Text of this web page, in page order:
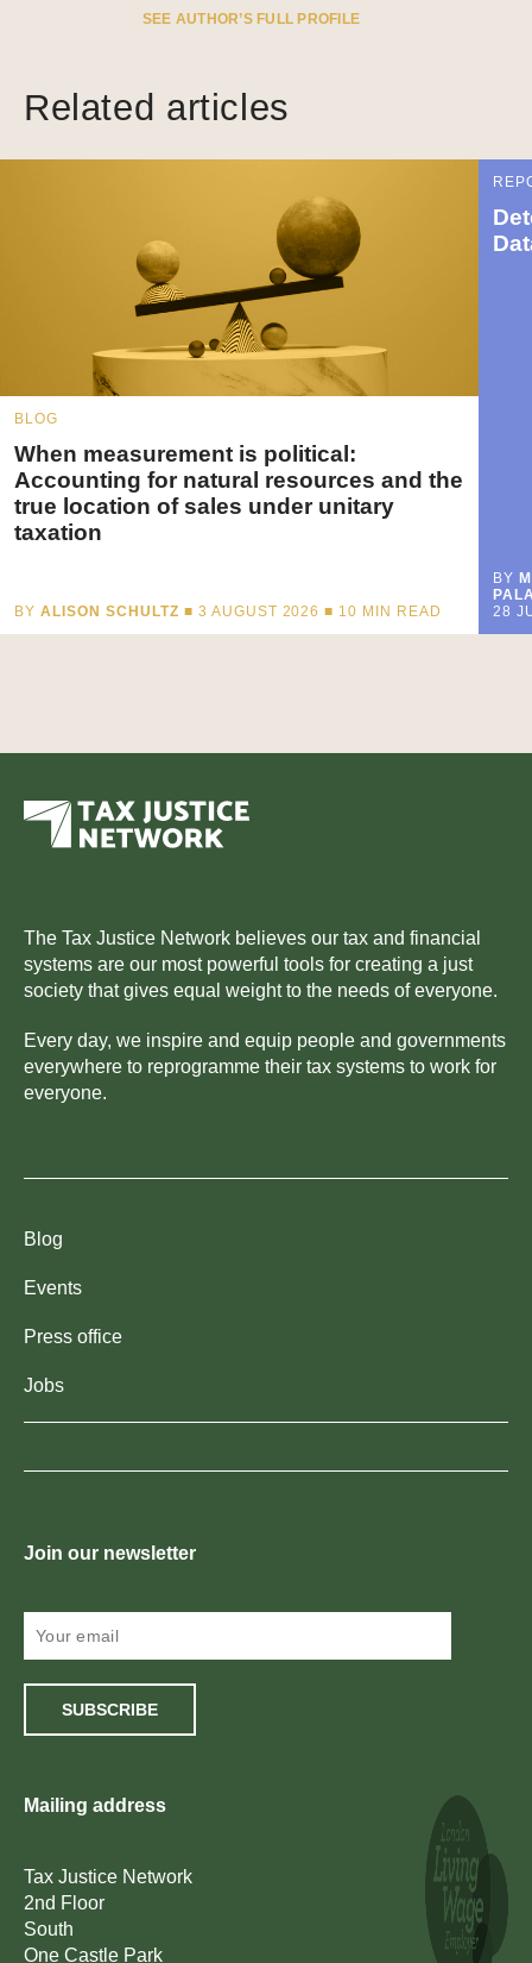
SEE AUTHOR’S FULL PROFILE
Related articles
BLOG
When measurement is political:
Accounting for natural resources and the
true location of sales under unitary
taxation
BY ALISON SCHULTZ ■ 3 AUGUST 2026 ■ 10 MIN READ
BY
28
The Tax Justice Network believes our tax and financial
systems are our most powerful tools for creating a just
society that gives equal weight to the needs of everyone.
Every day, we inspire and equip people and governments
everywhere to reprogramme their tax systems to work for
everyone.
Blog
Events
Press office
Jobs
Join our newsletter
SUBSCRIBE
Mailing address
Tax Justice Network
2nd Floor
South
One Castle Park